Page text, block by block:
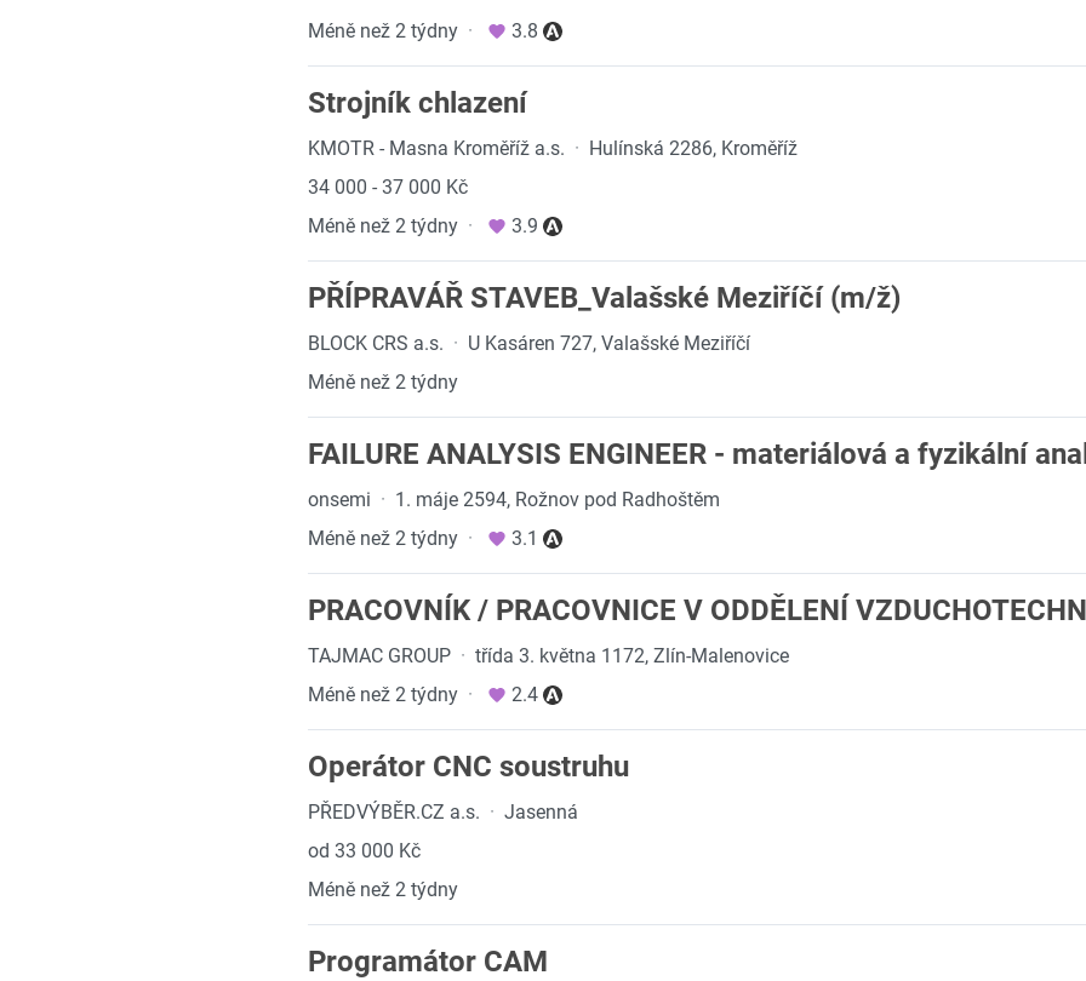
Méně než 2 týdny · 3.8
Strojník chlazení
KMOTR - Masna Kroměříž a.s. · Hulínská 2286, Kroměříž
34 000 - 37 000 Kč
Méně než 2 týdny · 3.9
PŘÍPRAVÁŘ STAVEB_Valašské Meziříčí (m/ž)
BLOCK CRS a.s. · U Kasáren 727, Valašské Meziříčí
Méně než 2 týdny
FAILURE ANALYSIS ENGINEER - materiálová a fyzikální
onsemi · 1. máje 2594, Rožnov pod Radhoštěm
Méně než 2 týdny · 3.1
PRACOVNÍK / PRACOVNICE V ODDĚLENÍ
TAJMAC GROUP · třída 3. května 1172, Zlín-Malenovice
Méně než 2 týdny · 2.4
Operátor CNC soustruhu
PŘEDVÝBĚR.CZ a.s. · Jasenná
od 33 000 Kč
Méně než 2 týdny
Programátor CAM